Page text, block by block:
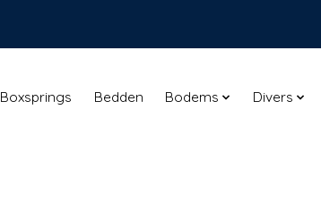
Boxsprings Bedden Bodems Divers